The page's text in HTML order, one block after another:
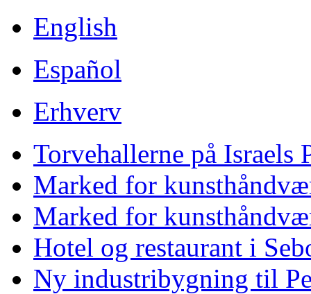
English
Español
Erhverv
Torvehallerne på Israels
Marked for
Marked for
Hotel og restaurant i
Ny industribygning til